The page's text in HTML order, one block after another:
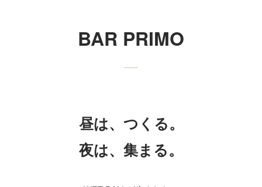
BAR PRIMO
昼は、つくる。
夜は、集まる。